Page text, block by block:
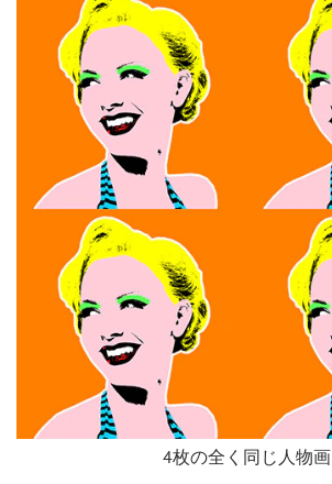
4枚の全く同じ人物画